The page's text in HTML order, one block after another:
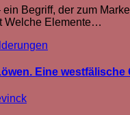
ein Begriff, der zum
Welche Elemente…
Eine